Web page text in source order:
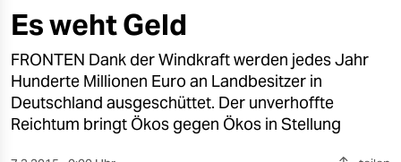
öko
gesellschaft
kultur
sport
Es weht Geld
FRONTEN Dank der Windkraft werden jedes Jahr
Hunderte Millionen Euro an Landbesitzer in
Deutschland ausgeschüttet. Der unverhoffte
Reichtum bringt Ökos gegen Ökos in Stellung